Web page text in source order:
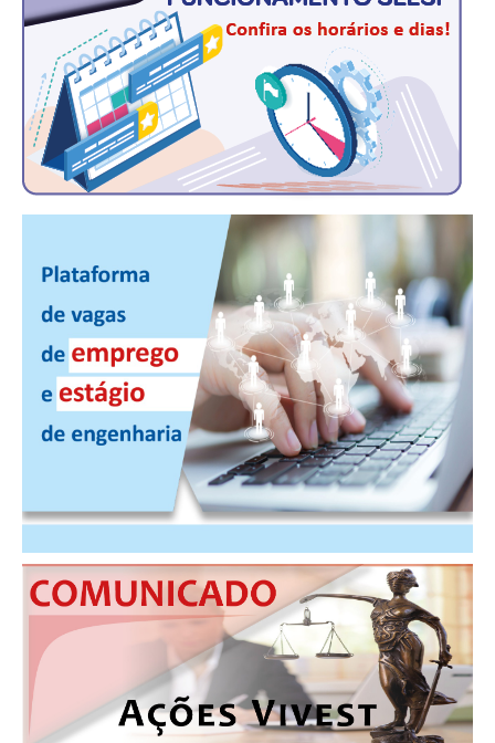
BENEFÍCIOS
APOSENTADORIA
CONVÊNIOS
PLANO DE SAÚDE
SEESPPREV
CAMPANHAS SALARIAIS
COMUNICAÇÃO
PALAVRA DO MURILO
NOTÍCIAS
CONTEÚDO ESPECIAL
JORNAL DO ENGENHEIRO
AGENDA
SEESP NOTÍCIAS
NOTÍCIAS NO WHATSAPP
PUBLICAÇÕES